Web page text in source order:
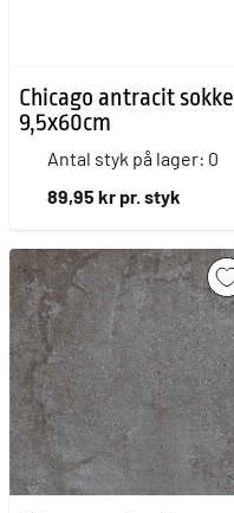
Chicago antracit sokkel
9,5x60cm
Antal styk på lager: 0
89,95 kr pr. styk